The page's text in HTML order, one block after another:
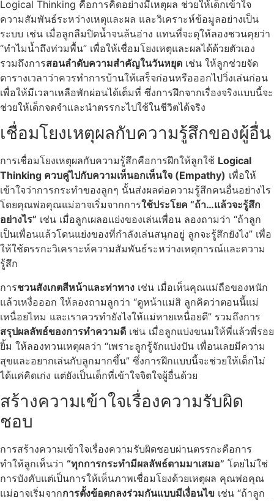
Logical Thinking คือการคิดอย่างมีเหตุผล ช่วยให้เด็กเข้าใจ
ความสัมพันธ์ระหว่างเหตุและผล และวิเคราะห์ข้อมูลอย่างเป็น
ระบบ เช่น เมื่อลูกลืมปิดน้ำจนล้นอ่าง แทนที่จะดุให้ลองชวนคุยว่า
“ทำไมน้ำถึงท่วมพื้น” เพื่อให้เชื่อมโยงเหตุและผลได้ด้วยตัวเอง
รวมถึงการสอนลำดับความสำคัญในวันหยุด เช่น ให้ลูกช่วยจัด
ตารางเวลาว่าควรทำการบ้านให้เสร็จก่อนหรือออกไปวิ่งเล่นก่อน
เพื่อให้มีเวลาเหลือพักผ่อนได้เต็มที่ ซึ่งการฝึกจากเรื่องจริงแบบนี้จะ
ช่วยให้เด็กจดจำและนำตรรกะไปใช้ในชีวิตได้จริง
เชื่อมโยงเหตุผลกับความรู้สึกของผู้อื่น
การเชื่อมโยงเหตุผลกับความรู้สึกคือการฝึกให้ลูกใช้ Logical
Thinking ควบคู่ไปกับความเห็นอกเห็นใจ (Empathy) เพื่อให้
เข้าใจว่าการกระทำของลูกๆ นั้นส่งผลต่อความรู้สึกคนอื่นอย่างไร
โดยคุณพ่อคุณแม่อาจเริ่มจากการใช้ประโยค “ถ้า…แล้วจะรู้สึก
อย่างไร” เช่น เมื่อลูกเผลอแย่งของเล่นเพื่อน ลองถามว่า “ถ้าลูก
เป็นเพื่อนแล้วโดนแย่งของที่กำลังเล่นสนุกอยู่ ลูกจะรู้สึกยังไง” เพื่อ
ให้ใช้ตรรกะวิเคราะห์ความสัมพันธ์ระหว่างเหตุการณ์และความ
รู้สึก
การชวนสังเกตสีหน้าและท่าทาง เช่น เมื่อเห็นคุณแม่ถือของหนัก
แล้วเหงื่อออก ให้ลองถามลูกว่า “ดูหน้าแม่สิ ลูกคิดว่าตอนนี้แม่
เหนื่อยไหม และเราควรทำยังไงให้แม่หายเหนื่อยดี” รวมถึงการ
สรุปผลลัพธ์ของการทำความดี เช่น เมื่อลูกแบ่งขนมให้พี่แล้วพี่รอย
ยิ้ม ให้ลองทวนเหตุผลว่า “เพราะลูกรู้จักแบ่งปัน เพื่อนเลยมีความ
สุขและอยากเล่นกับลูกมากขึ้น” ซึ่งการฝึกแบบนี้จะช่วยให้เด็กไม่
ได้แค่คิดเก่ง แต่ยังเป็นเด็กที่เข้าใจจิตใจผู้อื่นด้วย
สร้างความเข้าใจเรื่องความรับผิด
ชอบ
การสร้างความเข้าใจเรื่องความรับผิดชอบผ่านตรรกะคือการ
ทำให้ลูกเห็นว่า “ทุกการกระทำมีผลลัพธ์ตามมาเสมอ” โดยไม่ใช่
การบังคับแต่เป็นการให้เห็นภาพเชื่อมโยงด้วยเหตุผล คุณพ่อคุณ
แม่อาจเริ่มจากการตั้งข้อตกลงร่วมกันแบบมีเงื่อนไข เช่น “ถ้าลูก